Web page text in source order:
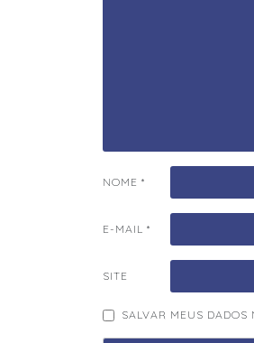
NOME *
E-MAIL *
SITE
SALVAR MEUS